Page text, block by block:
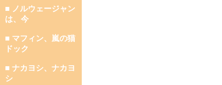
■ ノルウェージャン
は、今
■ マフィン、嵐の猫
ドック
■ ナカヨシ、ナカヨ
シ